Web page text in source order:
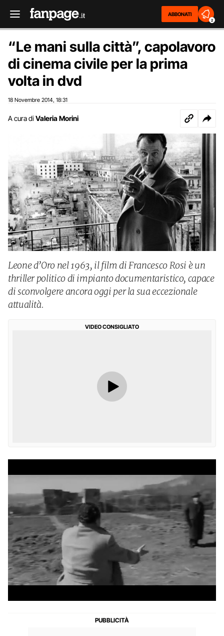
ABBONATI
2
“Le mani sulla città”, capolavoro
di cinema civile per la prima
volta in dvd
18 Novembre 2014 18:31
A cura di Valeria Morini
Leone d’Oro nel 1963, il film di Francesco Rosi è un
thriller politico di impianto documentaristico, capace
di sconvolgere ancora oggi per la sua eccezionale
attualità.
VIDEO CONSIGLIATO